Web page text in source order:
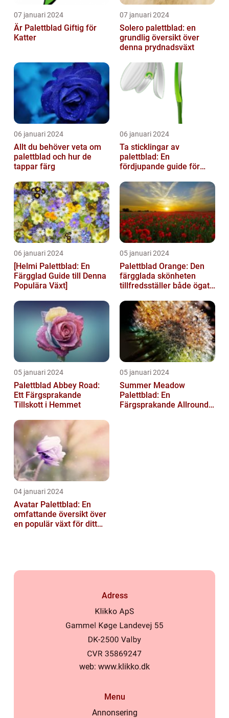
07 januari 2024
Är Palettblad Giftig för
Katter
07 januari 2024
Solero palettblad: en
grundlig översikt över
denna prydnadsväxt
06 januari 2024
Allt du behöver veta om
palettblad och hur de
tappar färg
06 januari 2024
Ta sticklingar av
palettblad: En
fördjupande guide för
06 januari 2024
[Helmi Palettblad: En
Färgglad Guide till Denna
Populära Växt]
05 januari 2024
Palettblad Orange: Den
färgglada skönheten
tillfredsställer både ögat
05 januari 2024
Palettblad Abbey Road:
Ett Färgsprakande
Tillskott i Hemmet
05 januari 2024
Summer Meadow
Palettblad: En
Färgsprakande Allround-
04 januari 2024
Avatar Palettblad: En
omfattande översikt över
en populär växt för ditt
Adress
web: www.klikko.dk
Menu
Annonsering